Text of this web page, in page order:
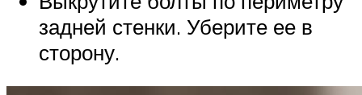
задней стенки. Уберите ее в
сторону.